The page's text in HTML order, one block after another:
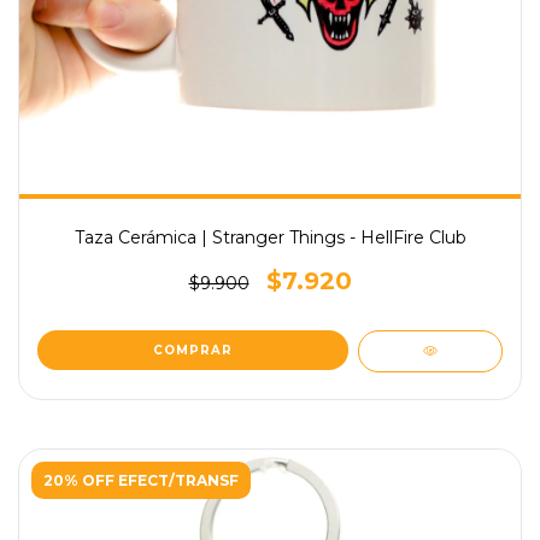
Taza Cerámica | Stranger Things - HellFire Club
$9.900 $7.920
20% OFF EFECT/TRANSF